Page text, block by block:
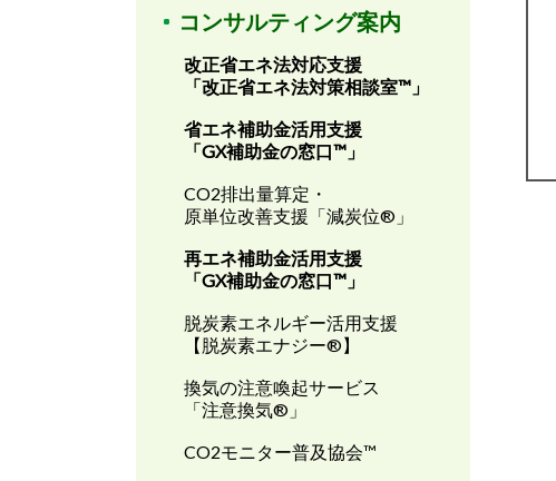
コンサルティング案内
改正省エネ法対応支援
「改正省エネ法対策相談室™」
省エネ補助金活用支援
「GX補助金の窓口™ 」
CO2排出量算定・
原単位改善支援「減炭位®」
再エネ補助金活用支援
「GX補助金の窓口™ 」
脱炭素エネルギー活用支援
【脱炭素エナジー®】
換気の注意喚起サービス
「注意換気®」
CO2モニター普及協会™